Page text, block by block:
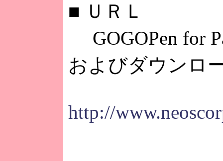
■ ＵＲＬ
GOGOPen for
およびダウンロ
http://